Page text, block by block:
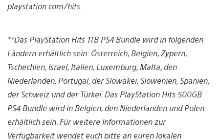
playstation.com/hits.
**Das PlayStation Hits 1TB PS4 Bundle wird in folgenden
Ländern erhältlich sein: Österreich, Belgien, Zypern,
Tschechien, Israel, Italien, Luxemburg, Malta, den
Niederlanden, Portugal, der Slowakei, Slowenien, Spanien,
der Schweiz und der Türkei. Das PlayStation Hits 500GB
PS4 Bundle wird in Belgien, den Niederlanden und Polen
erhältlich sein. Für weitere Informationen zur
Verfügbarkeit wendet euch bitte an euren lokalen